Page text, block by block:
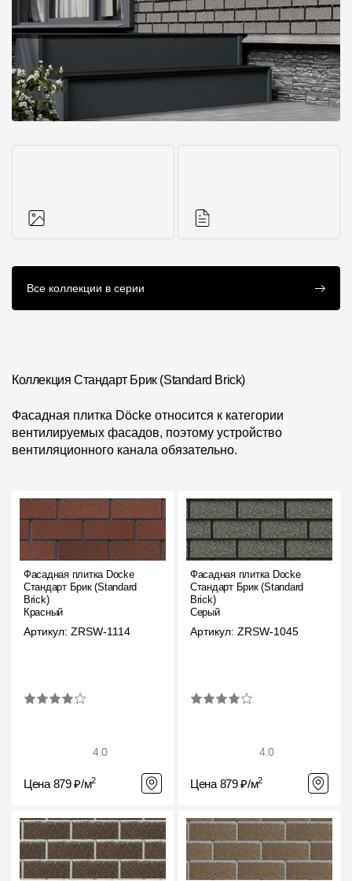
Фото объектов
Все коллекции в серии
Коллекция Стандарт Брик (Standard Brick)
Фасадная плитка Döcke относится к категории
вентилируемых фасадов, поэтому устройство
вентиляционного канала обязательно.
Фасадная плитка Docke
Стандарт Брик (Standard
Brick)
Красный
Артикул: ZRSW-1114
4.0
Цена 879 ₽/м2
Фасадная плитка Docke
Стандарт Брик (Standard
Brick)
Серый
Артикул: ZRSW-1045
4.0
Цена 879 ₽/м2